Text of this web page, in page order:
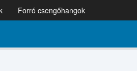
Forró csengőhangok